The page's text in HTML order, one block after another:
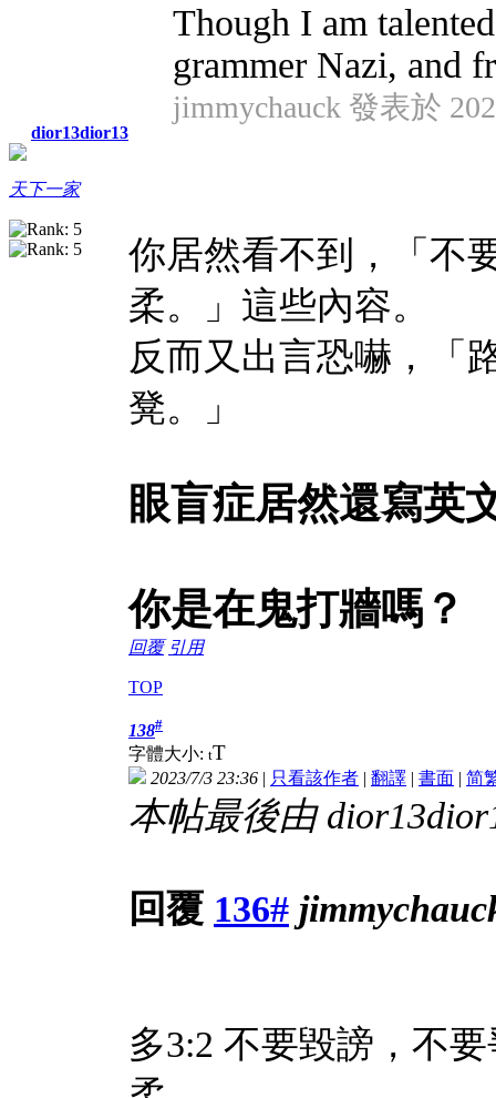
dior13dior13
天下一家
Though I am
grammer Nazi, and
jimmychauck 發表於
你居然看不到，「不
柔。」這些內容。
反而又出言恐嚇，「
凳。」
眼盲症居然還寫英
你是在鬼打牆嗎？
回覆 引用
TOP
138#
字體大小: tT
2023/7/3 23:36 | 只看該作者 | 翻譯 | 書面 | 简
本帖最後由
回覆 136#
多3:2 不要毀謗，不